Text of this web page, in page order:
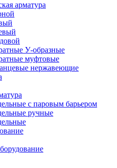
арматура
У-образные
муфтовые
нержавеющие
с паровым барьером
ручные